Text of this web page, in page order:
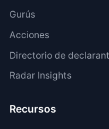
Gurús
Acciones
Directorio de
Radar Insights
Recursos